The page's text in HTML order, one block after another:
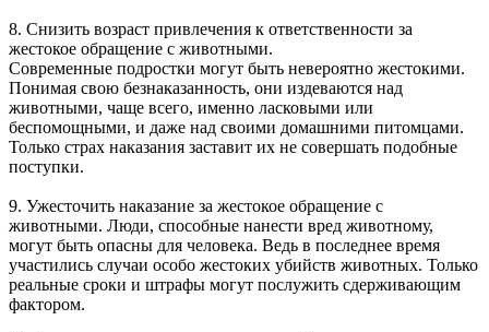
8. Снизить возраст привлечения к ответственности за
жестокое обращение с животными.
Современные подростки могут быть невероятно жестокими.
Понимая свою безнаказанность, они издеваются над
животными, чаще всего, именно ласковыми или
беспомощными, и даже над своими домашними питомцами.
Только страх наказания заставит их не совершать подобные
поступки.
9. Ужесточить наказание за жестокое обращение с
животными. Люди, способные нанести вред животному,
могут быть опасны для человека. Ведь в последнее время
участились случаи особо жестоких убийств животных. Только
реальные сроки и штрафы могут послужить сдерживающим
фактором.